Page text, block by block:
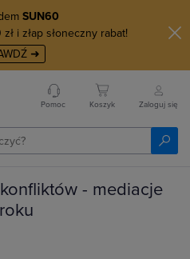
SUN60
i złap słoneczny rabat!
➜
Pomoc Koszyk Zaloguj się
- mediacje